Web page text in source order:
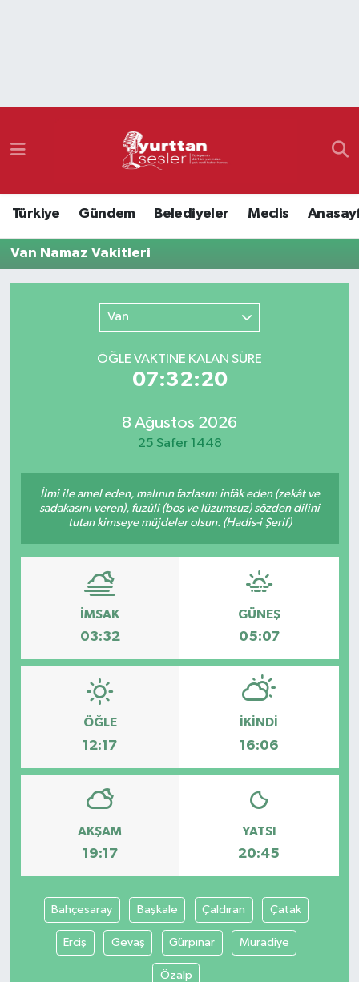
Türkiye Gündem Belediyeler Meclis
Van Namaz Vakitleri
Van
ÖĞLE VAKTİNE KALAN SÜRE
07:32:20
8 Ağustos 2026
25 Safer 1448
İlmi ile amel eden, malının fazlasını infâk eden (zekât ve
sadakasını veren), fuzûlî (boş ve lüzumsuz) sözden dilini
tutan kimseye müjdeler olsun. (Hadis-i Şerif)
İMSAK
03:32
GÜNEŞ
05:07
ÖĞLE
12:17
İKINDI
16:06
AKŞAM
19:17
YATSI
20:45
Bahçesaray Başkale Çaldıran Çatak
Erciş Gevaş Gürpınar Muradiye
Özalp
Namaz Vakitleri
Süper Lig Puan Durumu ve Fikstür
Son Dakika Haberleri